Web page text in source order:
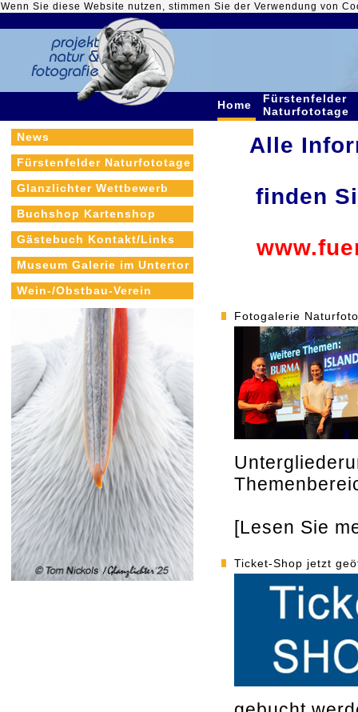
Wenn Sie diese Website nutzen, stimmen Sie der Verwendung von
Home
Fürstenfelder
Naturfototage
News
Fürstenfelder Naturfototage
Glanzlichter Wettbewerb
Buchshop Kartenshop
Gästebuch Kontakt/Links
Museum Galerie im Untertor
Wein-/Obstbau-Verein
Alle
finden
Fotogalerie
[Lesen Sie
Ticket-Shop jetzt